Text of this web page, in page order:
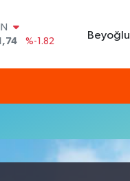
%-1.82
%0.02
%0.19
Beyoğlu